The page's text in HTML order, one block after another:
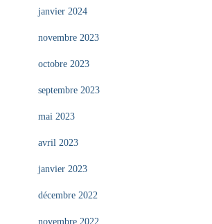
janvier 2024
novembre 2023
octobre 2023
septembre 2023
mai 2023
avril 2023
janvier 2023
décembre 2022
novembre 2022